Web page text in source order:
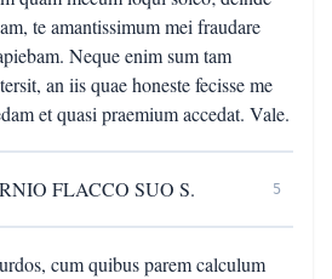
te amantissimum mei fraudare
Neque enim sum tam
an iis quae honeste fecisse me
et quasi praemium accedat. Vale.
FLACCO SUO S. 5
cum quibus parem calculum